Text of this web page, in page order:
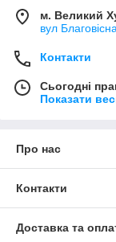
м. Великий
вул
Контакти
Сьогодні
Показати
Про нас
Контакти
Доставка та